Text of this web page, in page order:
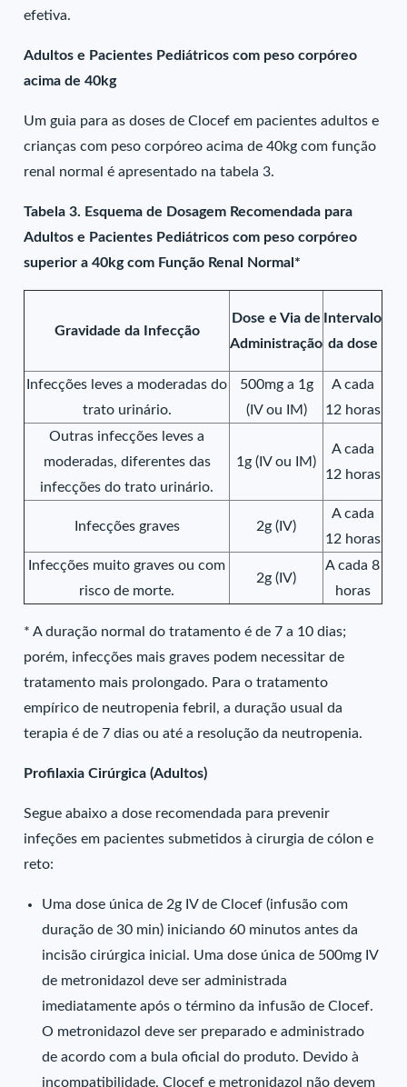
efetiva.
Adultos e Pacientes Pediátricos com peso corpóreo
acima de 40kg
Um guia para as doses de Clocef em pacientes adultos e
crianças com peso corpóreo acima de 40kg com função
renal normal é apresentado na tabela 3.
Tabela 3. Esquema de Dosagem Recomendada para
Adultos e Pacientes Pediátricos com peso corpóreo
superior a 40kg com Função Renal Normal*
Gravidade da Infecção
Dose e Via de
Administração
Intervalo
da dose
Infecções leves a moderadas do
trato urinário.
500mg a 1g
(IV ou IM)
A cada
12 horas
Outras infecções leves a
moderadas, diferentes das
infecções do trato urinário.
1g (IV ou IM)
A cada
12 horas
Infecções graves 2g (IV)
A cada
12 horas
Infecções muito graves ou com
risco de morte.
2g (IV)
A cada 8
horas
* A duração normal do tratamento é de 7 a 10 dias;
porém, infecções mais graves podem necessitar de
tratamento mais prolongado. Para o tratamento
empírico de neutropenia febril, a duração usual da
terapia é de 7 dias ou até a resolução da neutropenia.
Profilaxia Cirúrgica (Adultos)
Segue abaixo a dose recomendada para prevenir
infeções em pacientes submetidos à cirurgia de cólon e
reto:
Uma dose única de 2g IV de Clocef (infusão com
duração de 30 min) iniciando 60 minutos antes da
incisão cirúrgica inicial. Uma dose única de 500mg IV
de metronidazol deve ser administrada
imediatamente após o término da infusão de Clocef.
O metronidazol deve ser preparado e administrado
de acordo com a bula oficial do produto. Devido à
incompatibilidade, Clocef e metronidazol não devem